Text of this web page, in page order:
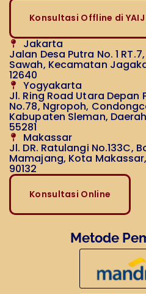
Konsultasi Offline di YAIJ
Jakarta
Jalan Desa Putra No. 1
Sawah, Kecamatan
12640
Yogyakarta
Jl. Ring Road Utara Depan
No.78, Ngropoh,
Kabupaten Sleman,
55281
Makassar
Jl. DR. Ratulangi No.133C,
Mamajang, Kota
90132
Konsultasi Online
Metode